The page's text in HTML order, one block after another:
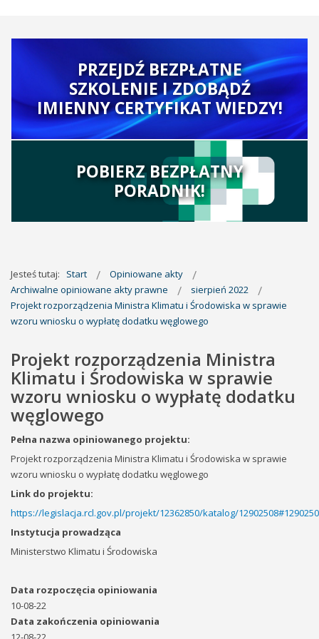
PRZEJDŹ BEZPŁATNE
SZKOLENIE I ZDOBĄDŹ
IMIENNY CERTYFIKAT WIEDZY!
POBIERZ BEZPŁATNY
PORADNIK!
Jesteś tutaj: Start
Opiniowane akty
Archiwalne opiniowane akty prawne
sierpień 2022
Projekt rozporządzenia Ministra Klimatu i Środowiska w sprawie
wzoru wniosku o wypłatę dodatku węglowego
Projekt rozporządzenia Ministra
Klimatu i Środowiska w sprawie
wzoru wniosku o wypłatę dodatku
węglowego
Pełna nazwa opiniowanego projektu:
Projekt rozporządzenia Ministra Klimatu i Środowiska w sprawie
wzoru wniosku o wypłatę dodatku węglowego
Link do projektu:
https://legislacja.rcl.gov.pl/projekt/12362850/katalog/
Instytucja prowadząca
Ministerstwo Klimatu i Środowiska
Data rozpoczęcia opiniowania
10-08-22
Data zakończenia opiniowania